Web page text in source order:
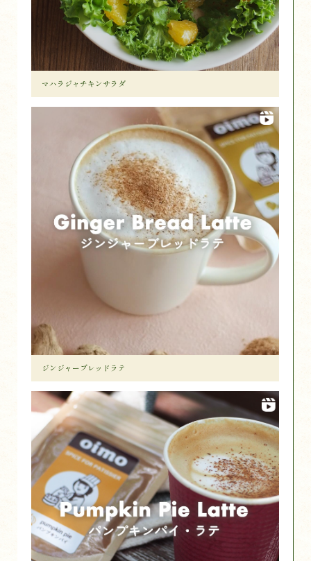
マハラジャチキンサラダ
ジンジャーブレッドラテ